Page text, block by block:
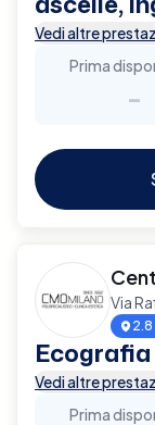
Vedi altre
Prima
-
Via
2.8
Vedi altre
Prima